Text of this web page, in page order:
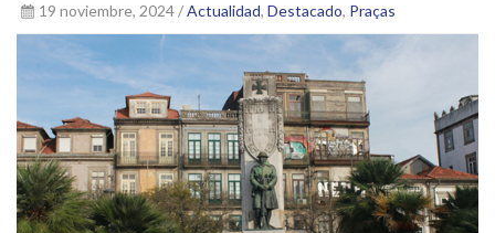
19 noviembre, 2024 /Actualidad, Destacado, Praças